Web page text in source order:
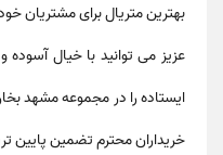
بهترین متریال برای مشتریان
عزیز می توانید با خیال
ایستادهرا در مجموعه مشهد
خریداران محترم تضمین پایین